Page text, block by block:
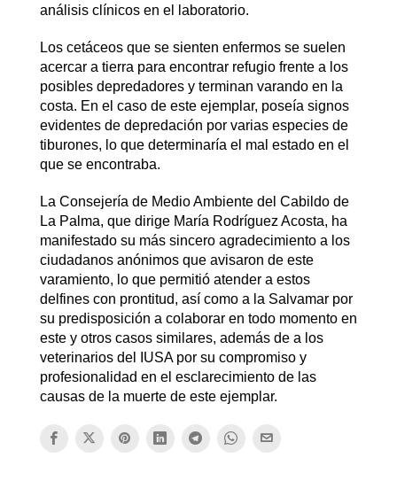
análisis clínicos en el laboratorio.
Los cetáceos que se sienten enfermos se suelen
acercar a tierra para encontrar refugio frente a los
posibles depredadores y terminan varando en la
costa. En el caso de este ejemplar, poseía signos
evidentes de depredación por varias especies de
tiburones, lo que determinaría el mal estado en el
que se encontraba.
La Consejería de Medio Ambiente del Cabildo de
La Palma, que dirige María Rodríguez Acosta, ha
manifestado su más sincero agradecimiento a los
ciudadanos anónimos que avisaron de este
varamiento, lo que permitió atender a estos
delfines con prontitud, así como a la Salvamar por
su predisposición a colaborar en todo momento en
este y otros casos similares, además de a los
veterinarios del IUSA por su compromiso y
profesionalidad en el esclarecimiento de las
causas de la muerte de este ejemplar.